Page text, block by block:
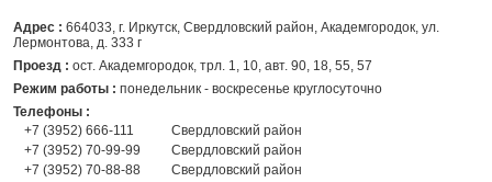
Адрес : 664033, г. Иркутск, Свердловский район, Академгородок, ул.
Лермонтова, д. 333 г
Проезд : ост. Академгородок, трл. 1, 10, авт. 90, 18, 55, 57
Режим работы : понедельник - воскресенье круглосуточно
Телефоны :
+7 (3952) 666-111
Свердловский район
+7 (3952) 70-99-99
Свердловский район
+7 (3952) 70-88-88
Свердловский район